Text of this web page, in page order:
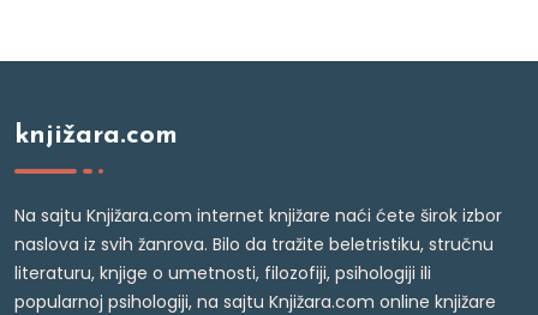
knjižara.com
Na sajtu Knjižara.com internet knjižare naći ćete širok izbor
naslova iz svih žanrova. Bilo da tražite beletristiku, stručnu
literaturu, knjige o umetnosti, filozofiji, psihologiji ili
popularnoj psihologiji, na sajtu Knjižara.com online knjižare